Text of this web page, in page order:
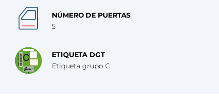
NÚMERO DE PUERTAS
5
ETIQUETA DGT
Etiqueta grupo C